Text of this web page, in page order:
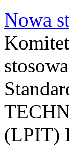
Nowa
(LPIT)